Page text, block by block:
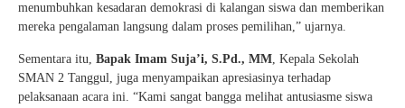
menumbuhkan kesadaran demokrasi di kalangan siswa dan memberikan
mereka pengalaman langsung dalam proses pemilihan,” ujarnya.
Sementara itu, Bapak Imam Suja’i, S.Pd., MM, Kepala Sekolah
SMAN 2 Tanggul, juga menyampaikan apresiasinya terhadap
pelaksanaan acara ini. “Kami sangat bangga melihat antusiasme siswa